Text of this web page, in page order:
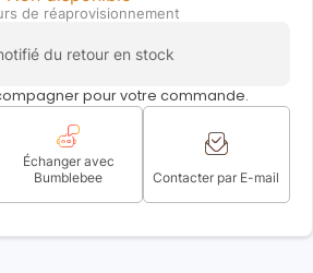
de réaprovisionnement
du retour en stock
pour votre commande.
Échanger avec
Bumblebee
Contacter par E-mail